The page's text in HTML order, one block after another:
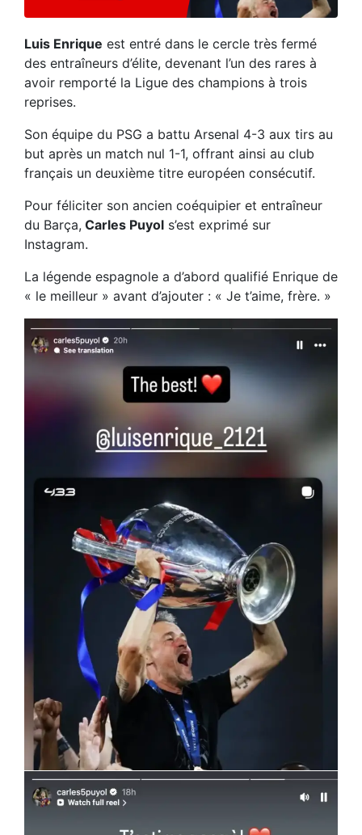
Luis Enrique est entré dans le cercle très fermé
des entraîneurs d’élite, devenant l’un des rares à
avoir remporté la Ligue des champions à trois
reprises.
Son équipe du PSG a battu Arsenal 4-3 aux tirs au
but après un match nul 1-1, offrant ainsi au club
français un deuxième titre européen consécutif.
Pour féliciter son ancien coéquipier et entraîneur
du Barça, Carles Puyol s’est exprimé sur
Instagram.
La légende espagnole a d’abord qualifié Enrique de
« le meilleur » avant d’ajouter : « Je t’aime, frère. »